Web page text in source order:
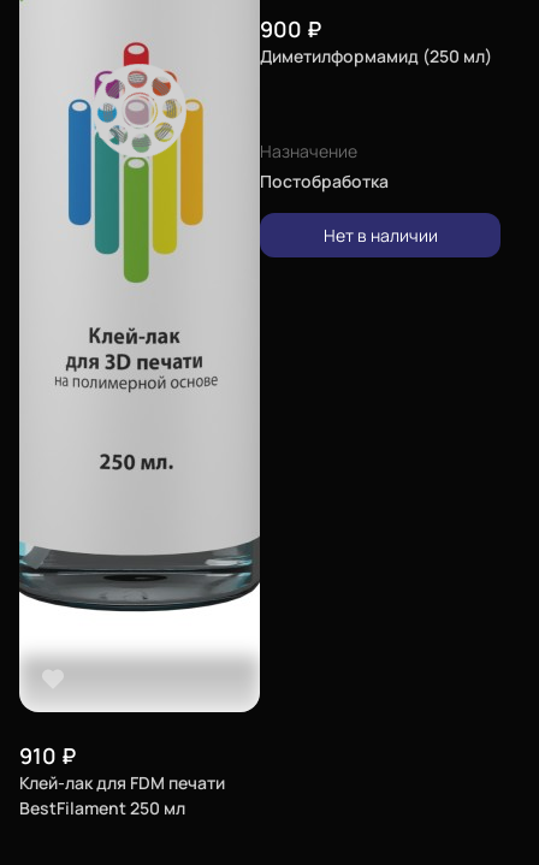
910 ₽
Клей-лак для FDM печати
BestFilament 250 мл
900 ₽
Диметилформамид (250 мл)
Назначение
Постобработка
Нет в наличии